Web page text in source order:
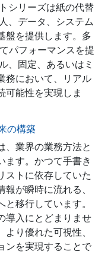
シリーズは紙の代替
、データ、システム
盤を提供します。多
パフォーマンスを提
、固定、あるいはミ
務において、リアル
可能性を実現しま
の構築
、業界の業務方法と
ます。かつて手書き
ストに依存していた
が瞬時に流れる、
移行しています。
導入にとどまりませ
り優れた可視性、
ンを実現することで